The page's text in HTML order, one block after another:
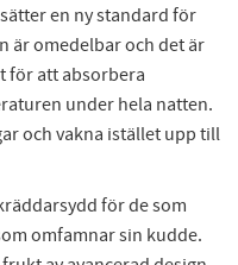
en ny standard för
är omedelbar och det är
för att absorbera
under hela natten.
och vakna istället upp till
för de som
omfamnar sin kudde.